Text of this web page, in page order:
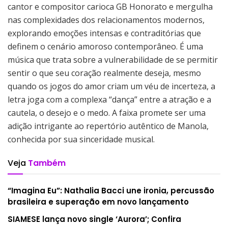
cantor e compositor carioca GB Honorato e mergulha
nas complexidades dos relacionamentos modernos,
explorando emoções intensas e contraditórias que
definem o cenário amoroso contemporâneo. É uma
música que trata sobre a vulnerabilidade de se permitir
sentir o que seu coração realmente deseja, mesmo
quando os jogos do amor criam um véu de incerteza, a
letra joga com a complexa “dança” entre a atração e a
cautela, o desejo e o medo. A faixa promete ser uma
adição intrigante ao repertório autêntico de Manola,
conhecida por sua sinceridade musical.
Veja Também
“Imagina Eu”: Nathalia Bacci une ironia, percussão
brasileira e superação em novo lançamento
SIAMESE lança novo single ‘Aurora’; Confira